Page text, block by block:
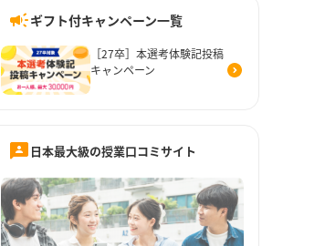
ギフト付キャンペーン一覧
［27卒］本選考体験記投稿
キャンペーン
日本最大級の授業口コミサイト